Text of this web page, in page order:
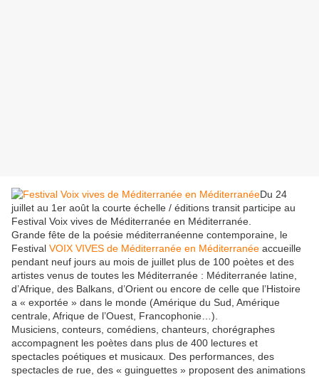
Du 24
juillet au 1er août la courte échelle / éditions transit participe au
Festival Voix vives de Méditerranée en Méditerranée.
Grande fête de la poésie méditerranéenne contemporaine, le
Festival VOIX VIVES de Méditerranée en Méditerranée accueille
pendant neuf jours au mois de juillet plus de 100 poètes et des
artistes venus de toutes les Méditerranée : Méditerranée latine,
d’Afrique, des Balkans, d’Orient ou encore de celle que l’Histoire
a « exportée » dans le monde (Amérique du Sud, Amérique
centrale, Afrique de l’Ouest, Francophonie…).
Musiciens, conteurs, comédiens, chanteurs, chorégraphes
accompagnent les poètes dans plus de 400 lectures et
spectacles poétiques et musicaux. Des performances, des
spectacles de rue, des « guinguettes » proposent des animations